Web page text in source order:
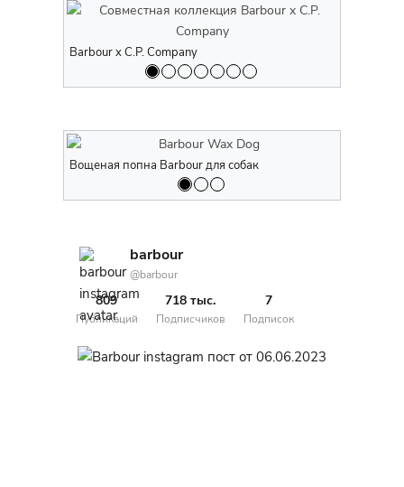
Barbour x C.P. Company
Вощеная попна Barbour для собак
barbour
@barbour
809
Публикаций
718 тыс.
Подписчиков
7
Подписок